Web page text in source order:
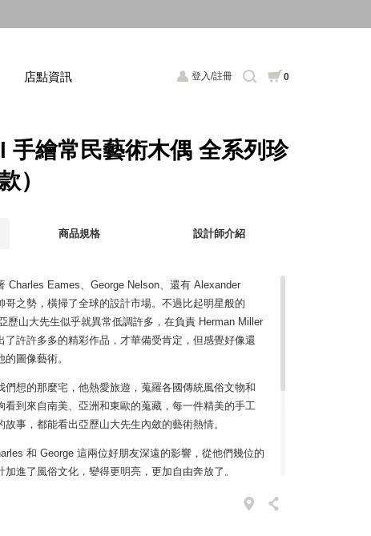
登入/註冊 0
店點資訊
繪常民藝術木偶 全系列珍
）
商品規格 設計師介紹
Charles Eames、George Nelson、還有 Alexander
哥之勢，橫掃了全球的設計市場。不過比起明星般的
歷山大先生似乎就異常低調許多，在負責 Herman Miller
了許許多多的精彩作品，才華備受肯定，但感覺好像還
圖像藝術。
們想的那麼宅，他熱愛旅遊，蒐羅各國傳統風俗文物和
看到來自南美、亞洲和東歐的蒐藏，每一件精美的手工
事，都能看出亞歷山大先生內斂的藝術熱情。
和 George 這兩位好朋友深遠的影響，從他們幾位的
進了風俗文化，變得更明亮，更加自由奔放了。
藝術木偶，是亞歷山大先生過世之後才誕生的作品。他
紡織品及原型捐給了 Vitra 設計博物館，並從上千的作